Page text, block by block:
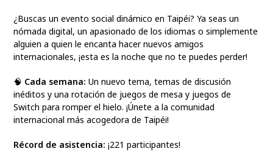
¿Buscas un evento social dinámico en Taipéi? Ya seas un
nómada digital, un apasionado de los idiomas o simplemente
alguien a quien le encanta hacer nuevos amigos
internacionales, ¡esta es la noche que no te puedes perder!
🧠 Cada semana: Un nuevo tema, temas de discusión
inéditos y una rotación de juegos de mesa y juegos de
Switch para romper el hielo. ¡Únete a la comunidad
internacional más acogedora de Taipéi!
Récord de asistencia: ¡221 participantes!